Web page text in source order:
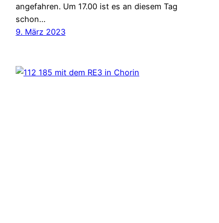
angefahren. Um 17.00 ist es an diesem Tag
schon…
9. März 2023